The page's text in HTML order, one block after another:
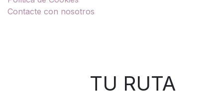
Contacte con nosotros
TU RUTA